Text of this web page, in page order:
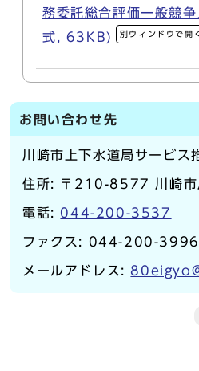
務委託総合評価一般競
式, 63KB)
別ウィンドウで開
お問い合わせ先
川崎市上下水道局サービス
住所: 〒210-8577 川崎市
電話: 044-200-3537
ファクス: 044-200-3996
メールアドレス: